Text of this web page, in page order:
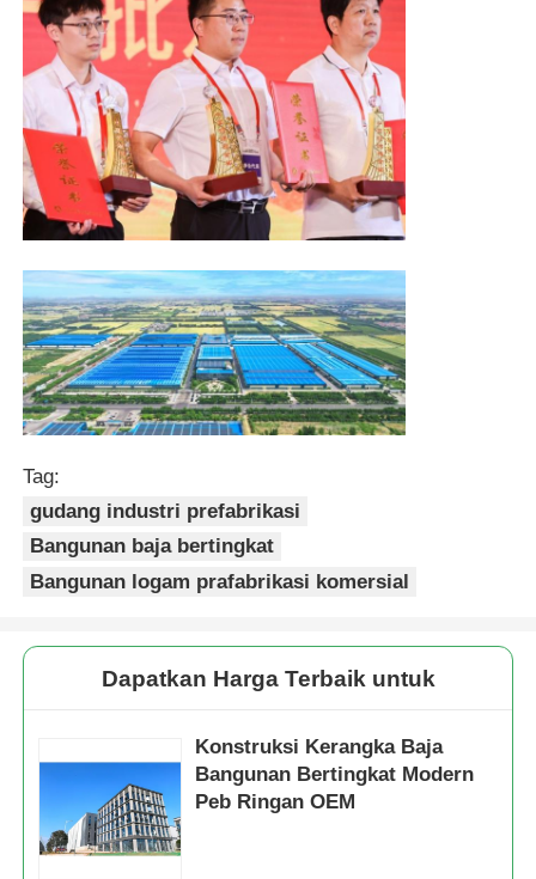
Struktur baja Rumah unggas
Struktur Baja Bertingkat
Struktur baja industri
Struktur baja komersial
Struktur baja cetakan
Tag:
gudang industri prefabrikasi
Bangunan baja bertingkat
Bangunan logam prafabrikasi komersial
Dapatkan Harga Terbaik untuk
Konstruksi Kerangka Baja
Bangunan Bertingkat Modern
Peb Ringan OEM